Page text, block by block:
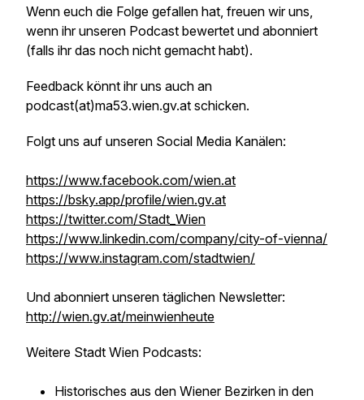
Wenn euch die Folge gefallen hat, freuen wir uns,
wenn ihr unseren Podcast bewertet und abonniert
(falls ihr das noch nicht gemacht habt).
Feedback könnt ihr uns auch an
podcast(at)ma53.wien.gv.at schicken.
Folgt uns auf unseren Social Media Kanälen:
https://www.facebook.com/wien.at
https://bsky.app/profile/wien.gv.at
https://twitter.com/Stadt_Wien
https://www.linkedin.com/company/city-of-vienna/
https://www.instagram.com/stadtwien/
Und abonniert unseren täglichen Newsletter:
http://wien.gv.at/meinwienheute
Weitere Stadt Wien Podcasts:
Historisches aus den Wiener Bezirken in den